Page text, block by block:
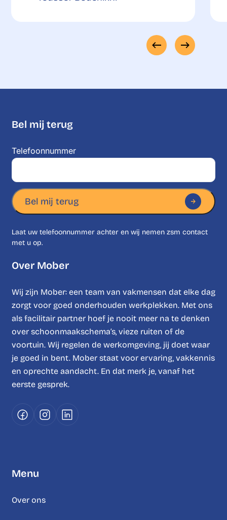
Bel mij terug
Telefoonnummer*
Bel mij terug
Laat uw telefoonnummer achter en wij nemen zsm contact
met u op.
Over Mober
Wij zijn Mober: een team van vakmensen dat elke dag
zorgt voor goed onderhouden werkplekken. Met ons
als facilitair partner hoef je nooit meer na te denken
over schoonmaakschema’s, vieze ruiten of de
voortuin. Wij regelen de werkomgeving, jij doet waar
je goed in bent. Mober staat voor ervaring, vakkennis
en oprechte aandacht. En dat merk je, vanaf het
eerste gesprek.
Menu
Over ons